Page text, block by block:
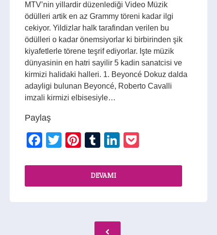
MTV’nin yillardir düzenlediği Video Müzik
ödülleri artik en az Grammy töreni kadar ilgi
cekiyor. Yildizlar halk tarafindan verilen bu
ödülleri o kadar önemsiyorlar ki birbirinden şik
kiyafetlerle törene teşrif ediyorlar. Işte müzik
dünyasinin en hatri sayilir 5 kadin sanatcisi ve
kirmizi halidaki halleri. 1. Beyoncé Dokuz dalda
adayligi bulunan Beyoncé, Roberto Cavalli
imzali kirmizi elbisesiyle…
Paylaş
Facebook
TwitterPinterest
TumblrLinkedIn
DEVAMI